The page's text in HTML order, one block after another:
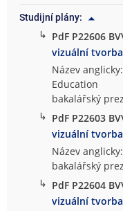
Studijní plány:
↳ PdF P22606
vizuální
Název
Education
bakalářský
↳ PdF P22603
vizuální
Název
bakalářský
↳ PdF P22604
vizuální